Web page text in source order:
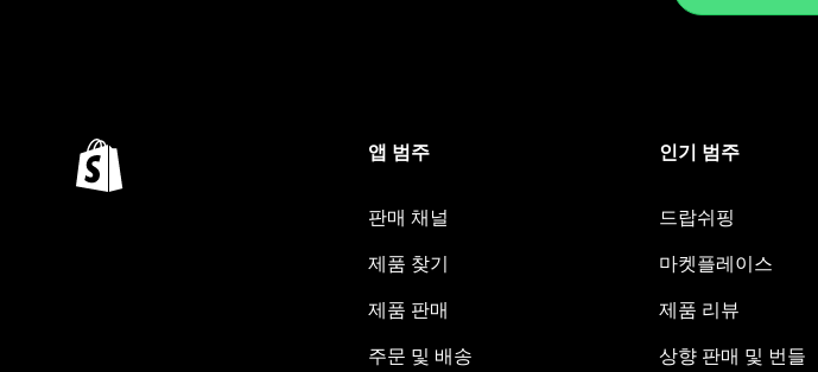
앱 범주
판매 채널
제품 찾기
제품 판매
주문 및 배송
인기 범주
드랍쉬핑
마켓플레이스
제품 리뷰
상향 판매 및 번들